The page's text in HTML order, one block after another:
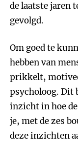
de laatste jaren
gevolgd.
Om goed te
hebben van
prikkelt,
psycholoog. Dit
inzicht in hoe
je, met de zes
deze inzichten